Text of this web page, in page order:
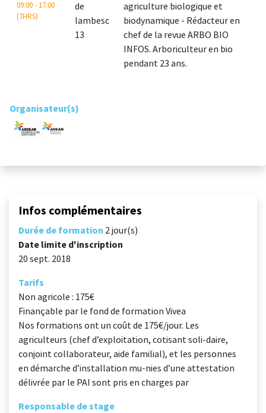
09:00 - 17:00
(7HRS)
de
lambesc
13
agriculture biologique et
biodynamique - Rédacteur en
chef de la revue ARBO BIO
INFOS. Arboriculteur en bio
pendant 23 ans.
Organisateur(s)
Infos complémentaires
Durée de formation 2 jour(s)
Date limite d'inscription
20 sept. 2018
Tarifs
Non agricole : 175€
Finançable par le fond de formation Vivea
Nos formations ont un coût de 175€/jour. Les
agriculteurs (chef d’exploitation, cotisant soli-daire,
conjoint collaborateur, aide familial), et les personnes
en démarche d’installation mu-nies d’une attestation
délivrée par le PAI sont pris en charges par
Responsable de stage